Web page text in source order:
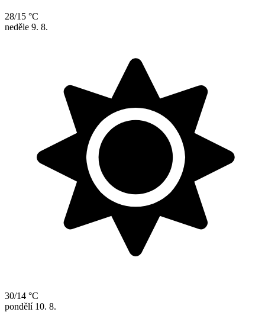
28/15 °C
neděle 9. 8.
30/14 °C
pondělí 10. 8.